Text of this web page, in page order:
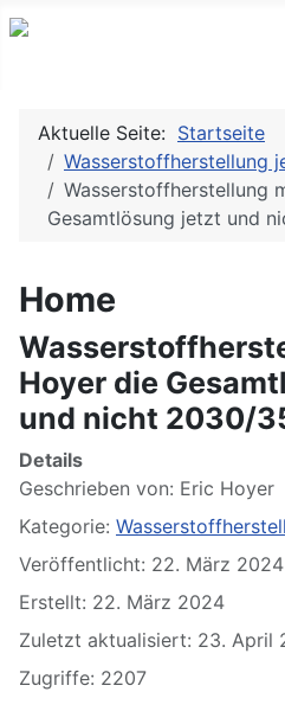
Aktuelle Seite: Startseite
Wasserstoffherstellung
Wasserstoffherstellung
Gesamtlösung jetzt und
Home
Hoyer die
und nicht 2030/
Details
Geschrieben von: Eric Hoyer
Kategorie:
Veröffentlicht: 22. März 2024
Erstellt: 22. März 2024
Zuletzt aktualisiert: 23. April
Zugriffe: 2207